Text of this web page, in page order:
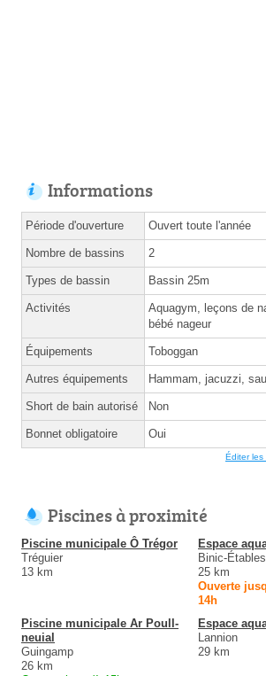
Informations
Période d'ouverture Ouvert toute l'année
Nombre de bassins 2
Types de bassin Bassin 25m
Activités
Aquagym, leçons de
bébé nageur
Équipements Toboggan
Autres équipements Hammam, jacuzzi,
Short de bain autorisé Non
Bonnet obligatoire Oui
Éditer les
Piscines à proximité
Piscine municipale Ô Trégor
Tréguier
13 km
Espace
Binic-
25 km
Ouverte
14h
Piscine municipale Ar Poull-
neuial
Guingamp
26 km
Espace
Lannion
29 km